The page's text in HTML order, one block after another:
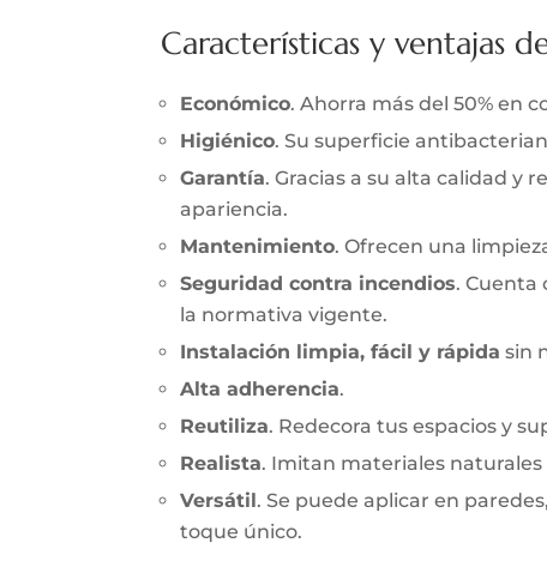
Características y ventajas
Económico. Ahorra más del 50% en
Higiénico. Su superficie
Garantía. Gracias a su alta calidad y
apariencia.
Mantenimiento. Ofrecen una
Seguridad contra incendios. Cuenta
la normativa vigente.
Instalación limpia, fácil y rápida sin
Alta adherencia.
Reutiliza. Redecora tus espacios y
Realista. Imitan materiales
Versátil . Se puede aplicar en
toque único.